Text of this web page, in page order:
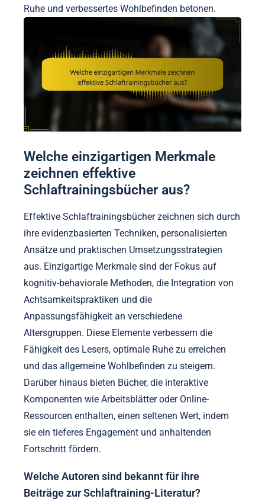
Ruhe und verbessertes Wohlbefinden betonen.
Welche einzigartigen Merkmale
zeichnen effektive
Schlaftrainingsbücher aus?
Effektive Schlaftrainingsbücher zeichnen sich durch
ihre evidenzbasierten Techniken, personalisierten
Ansätze und praktischen Umsetzungsstrategien
aus. Einzigartige Merkmale sind der Fokus auf
kognitiv-behaviorale Methoden, die Integration von
Achtsamkeitspraktiken und die
Anpassungsfähigkeit an verschiedene
Altersgruppen. Diese Elemente verbessern die
Fähigkeit des Lesers, optimale Ruhe zu erreichen
und das allgemeine Wohlbefinden zu steigern.
Darüber hinaus bieten Bücher, die interaktive
Komponenten wie Arbeitsblätter oder Online-
Ressourcen enthalten, einen seltenen Wert, indem
sie ein tieferes Engagement und anhaltenden
Fortschritt fördern.
Welche Autoren sind bekannt für ihre
Beiträge zur Schlaftraining-Literatur?